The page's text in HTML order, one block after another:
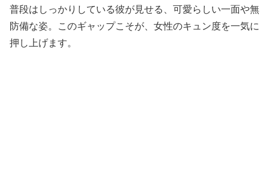
普段はしっかりしている彼が見せる、可愛らしい一面や無
防備な姿。このギャップこそが、女性のキュン度を一気に
押し上げます。